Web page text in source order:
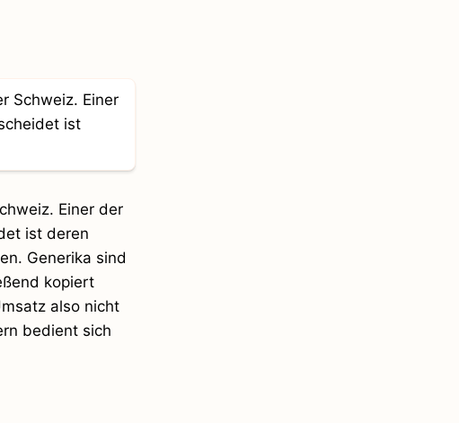
Einer der
ist deren
Generika sind
kopiert
also nicht
bedient sich